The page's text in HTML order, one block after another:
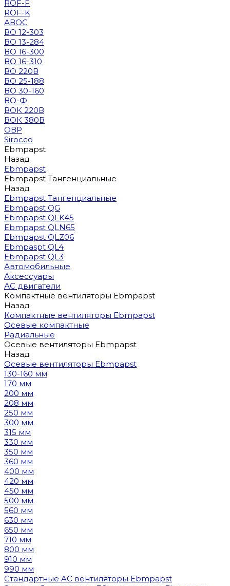
ROF-F
ROF-K
АВОС
ВО 12-303
ВО 13-284
ВО 16-300
ВО 16-310
ВО 220В
ВО 25-188
ВО 30-160
ВО-Ф
ВОК 220В
ВОК 380В
ОВР
Sirocco
Ebmpapst
Назад
Ebmpapst
Ebmpapst Тангенциальные
Назад
Ebmpapst Тангенциальные
Ebmpapst QG
Ebmpapst QLK45
Ebmpapst QLN65
Ebmpapst QLZ06
Ebmpaspt QL4
Ebmpapst QL3
Автомобильные
Аксессуары
АС двигатели
Компактные вентиляторы Ebmpapst
Назад
Компактные вентиляторы Ebmpapst
Осевые компактные
Радиальные
Осевые вентиляторы Ebmpapst
Назад
Осевые вентиляторы Ebmpapst
130-160 мм
170 мм
200 мм
208 мм
250 мм
300 мм
315 мм
330 мм
350 мм
360 мм
400 мм
420 мм
450 мм
500 мм
560 мм
630 мм
650 мм
710 мм
800 мм
910 мм
990 мм
Стандартные AC вентиляторы Ebmpapst